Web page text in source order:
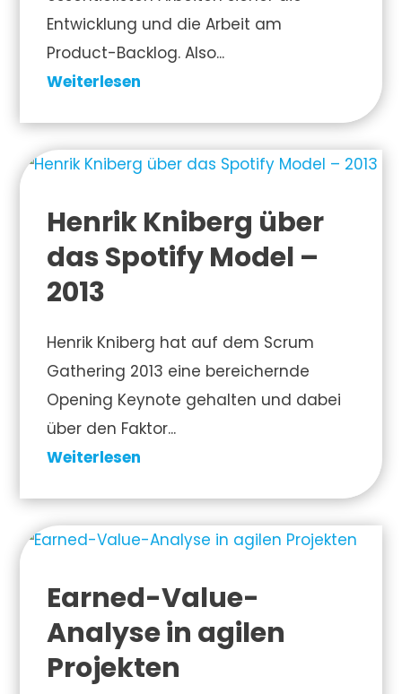
Entwicklung und die Arbeit am
Product-Backlog. Also...
Weiterlesen
Henrik Kniberg über
das Spotify Model –
2013
Henrik Kniberg hat auf dem Scrum
Gathering 2013 eine bereichernde
Opening Keynote gehalten und dabei
über den Faktor...
Weiterlesen
Earned-Value-
Analyse in agilen
Projekten